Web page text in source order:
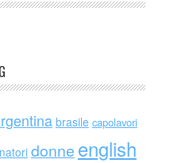
brasile capolavori
donne english